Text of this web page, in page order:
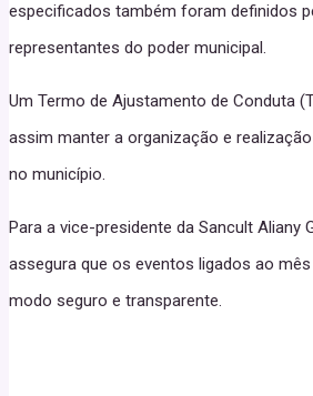
especificados também foram definidos
representantes do poder municipal.
Um Termo de Ajustamento de Conduta
assim manter a organização e
no município.
Para a vice-presidente da Sancult Aliany
assegura que os eventos ligados ao
modo seguro e transparente.